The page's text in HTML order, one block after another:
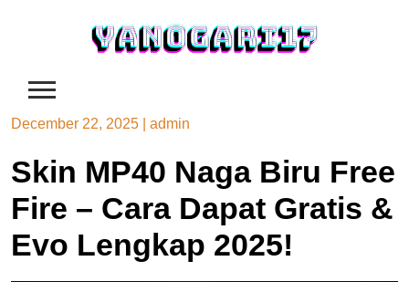
December 22, 2025 admin
Skin MP40 Naga Biru Free
Fire – Cara Dapat Gratis &
Evo Lengkap 2025!